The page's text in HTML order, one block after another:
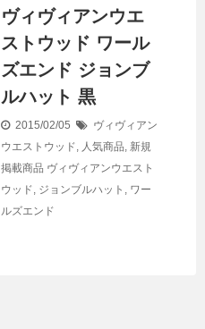
ヴィヴィアンウエ
ストウッド ワール
ズエンド ジョンブ
ルハット 黒
2015/02/05
ヴィヴィアン
ウエストウッド, 人気商品, 新規
掲載商品 ヴィヴィアンウエスト
ウッド, ジョンブルハット , ワー
ルズエンド